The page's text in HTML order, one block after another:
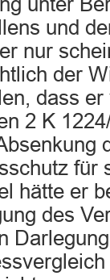
und
nur
der
dass
2 K
für
hätte er
des